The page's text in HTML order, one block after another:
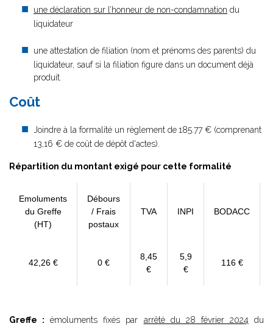
une déclaration sur l’honneur de non-condamnation du
liquidateur
une attestation de filiation (nom et prénoms des parents) du
liquidateur, sauf si la filiation figure dans un document déjà
produit.
Coût
Joindre à la formalité un règlement de185.77 € (comprenant
13,16 € de coût de dépôt d'actes).
Répartition du montant exigé pour cette formalité
Emoluments
du Greffe
(HT)
Débours
/ Frais
postaux
TVA INPI BODACC
42,26 € 0 €
8,45
€
5,9
€
116 €
Greffe : émoluments fixés par arrêté du 28 février 2024 du